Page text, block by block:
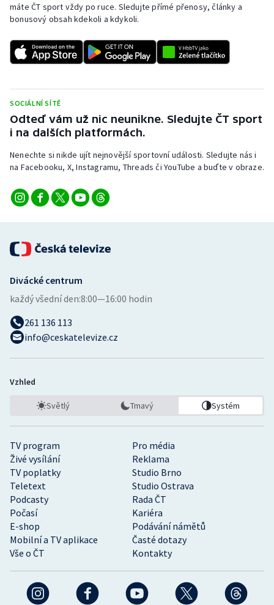
máte ČT sport vždy po ruce. Sledujte přímé přenosy, články a
bonusový obsah kdekoli a kdykoli.
SOCIÁLNÍ SÍTĚ
Odteď vám už nic neunikne. Sledujte ČT sport
i na dalších platformách.
Nenechte si nikde ujít nejnovější sportovní události. Sledujte nás i
na Facebooku, X, Instagramu, Threads či YouTube a buďte v obraze.
TV program
Pro média
Živé vysílání
Reklama
TV poplatky
Studio Brno
Teletext
Studio Ostrava
Podcasty
Rada ČT
Počasí
Kariéra
E-shop
Podávání námětů
Mobilní a TV aplikace
Časté dotazy
Vše o ČT
Kontakty
Divácké centrum
každý všední den:8:00—16:00 hodin
261 136 113
info@ceskatelevize.cz
Vzhled
Světlý Tmavý Systém